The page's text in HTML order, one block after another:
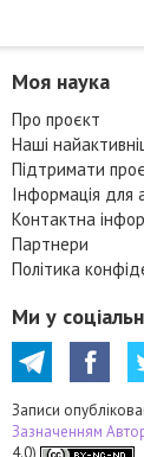
Моя наука
Про проєкт
Наші
Підтримати
Інформація для
Контактна
Партнери
Політика
Ми у
Записи
Зазначенням